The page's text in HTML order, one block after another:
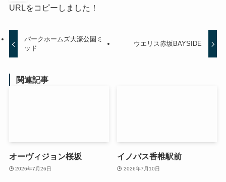
URLをコピーしました！
パークホームズ大濠公園ミ
ッド
ウエリス赤坂BAYSIDE
関連記事
オーヴィジョン桜坂
2026年7月26日
イノバス香椎駅前
2026年7月10日